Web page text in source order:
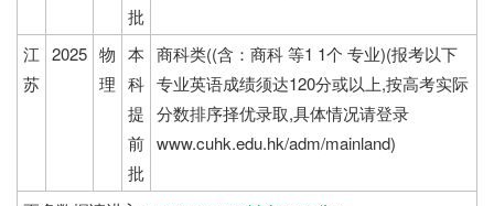
批
江
苏
2025 物
理
本
科
提
前
批
商科类((含：商科 等1 1个 专业)(报考以下
专业英语成绩须达120分或以上,按高考实际
分数排序择优录取,具体情况请登录
www.cuhk.edu.hk/adm/mainland)